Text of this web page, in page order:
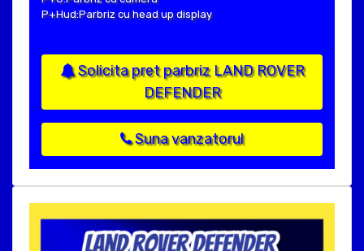
P+Hud:Parbriz cu head up display
Solicita pret parbriz LAND ROVER
DEFENDER
Suna vanzatorul